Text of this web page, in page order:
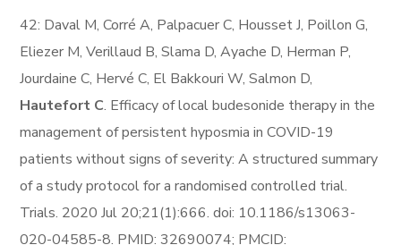
42: Daval M, Corré A, Palpacuer C, Housset J, Poillon G,
Eliezer M, Verillaud B, Slama D, Ayache D, Herman P,
Jourdaine C, Hervé C, El Bakkouri W, Salmon D,
Hautefort C. Efficacy of local budesonide therapy in the
management of persistent hyposmia in COVID-19
patients without signs of severity: A structured summary
of a study protocol for a randomised controlled trial.
Trials. 2020 Jul 20;21(1):666. doi: 10.1186/s13063-
020-04585-8. PMID: 32690074; PMCID: